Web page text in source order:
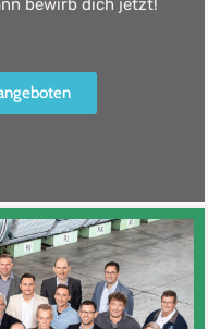
bewirb dich jetzt!